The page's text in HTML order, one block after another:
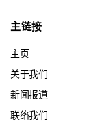
主链接
主页
关于我们
新闻报道
联络我们